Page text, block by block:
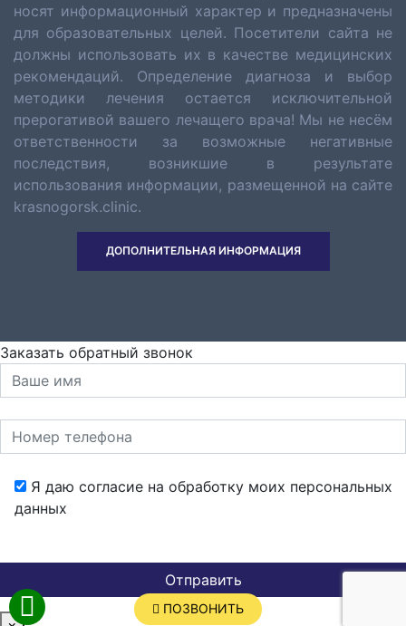
носят информационный характер и предназначены
для образовательных целей. Посетители сайта не
должны использовать их в качестве медицинских
рекомендаций. Определение диагноза и выбор
методики лечения остается исключительной
прерогативой вашего лечащего врача! Мы не несём
ответственности за возможные негативные
последствия, возникшие в результате
использования информации, размещенной на сайте
krasnogorsk.clinic.
ДОПОЛНИТЕЛЬНАЯ ИНФОРМАЦИЯ
Заказать обратный звонок
Я даю согласие на обработку моих персональных
данных
ПОЗВОНИТЬ